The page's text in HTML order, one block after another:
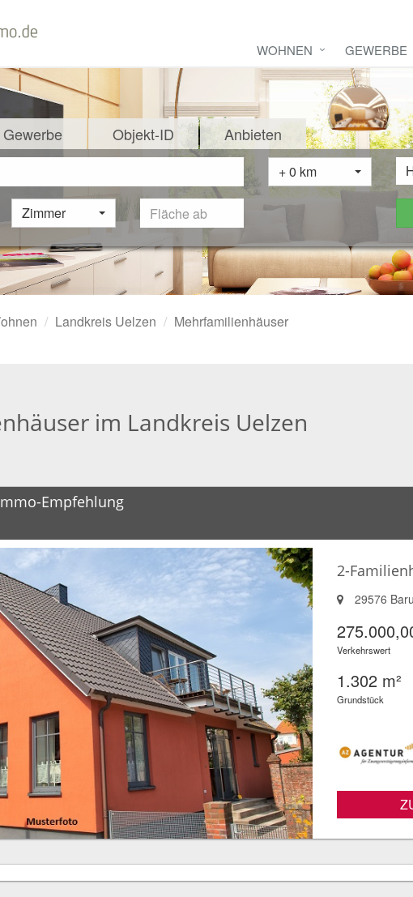
WOHNEN GEWERBE
Gewerbe Objekt-ID Anbieten
+ 0 km
Zimmer
Landkreis Uelzen Mehrfamilienhäuser
im Landkreis Uelzen
Empfehlung
2-
29576
Verkehrswert
1.302 m²
Grundstück